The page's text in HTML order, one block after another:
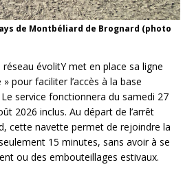
de Montbéliard de Brognard (photo
évolitY met en place sa ligne
» pour faciliter l’accès à la base
service fonctionnera du samedi 27
2026 inclus. Au départ de l’arrêt
cette navette permet de rejoindre la
15 minutes, sans avoir à se
ou des embouteillages estivaux.